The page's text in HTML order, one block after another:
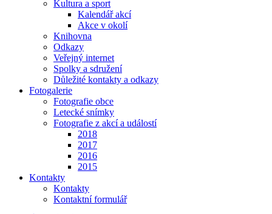
Kultura a sport
Kalendář akcí
Akce v okolí
Knihovna
Odkazy
Veřejný internet
Spolky a sdružení
Důležité kontakty a odkazy
Fotogalerie
Fotografie obce
Letecké snímky
Fotografie z akcí a událostí
2018
2017
2016
2015
Kontakty
Kontakty
Kontaktní formulář